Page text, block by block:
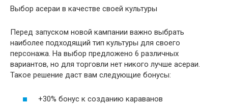
Выбор асераи в качестве своей культуры
Перед запуском новой кампании важно выбрать
наиболее подходящий тип культуры для своего
персонажа. На выбор предложено 6 различных
вариантов, но для торговли нет никого лучше асераи.
Такое решение даст вам следующие бонусы:
+30% бонус к созданию караванов